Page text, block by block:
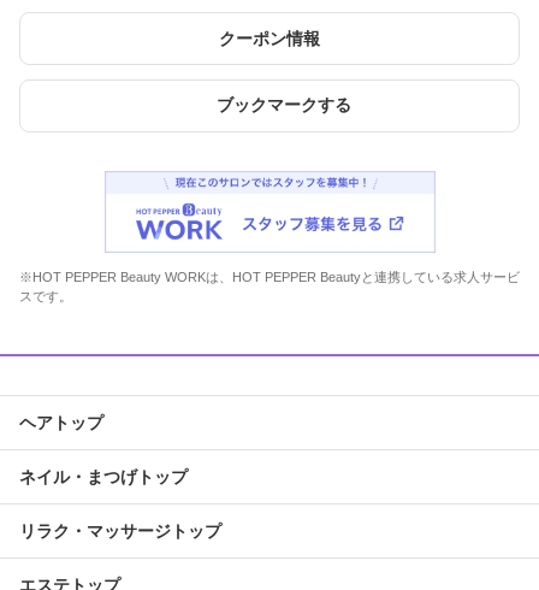
クーポン情報
ブックマークする
※HOT PEPPER Beauty WORKは、HOT PEPPER Beautyと連携している求人サービ
スです。
ヘアトップ
ネイル・まつげトップ
リラク・マッサージトップ
エステトップ